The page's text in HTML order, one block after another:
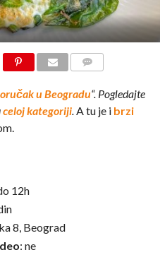
u Beogradu“. Pogledajte
celoj kategoriji. A tu je i brzi
12h
8, Beograd
: ne